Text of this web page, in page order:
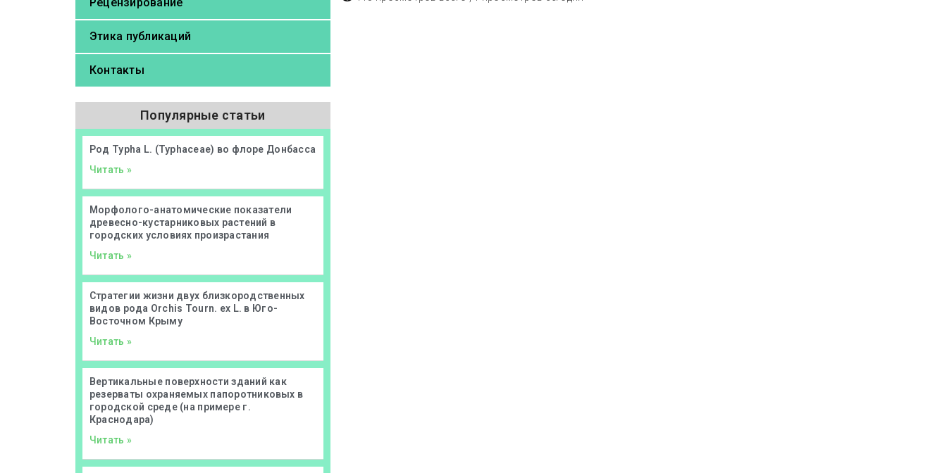
Этика публикаций
Контакты
Популярные статьи
Род Typha L. (Typhaceae) во флоре Донбасса
Читать »
Морфолого-анатомические показатели
древесно-кустарниковых растений в
городских условиях произрастания
Читать »
Стратегии жизни двух близкородственных
видов рода Orchis Tourn. ex L. в Юго-
Восточном Крыму
Читать »
Вертикальные поверхности зданий как
резерваты охраняемых папоротниковых в
городской среде (на примере г.
Краснодара)
Читать »